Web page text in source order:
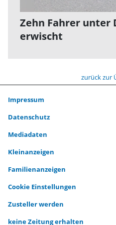
Zehn Fahrer unter
erwischt
zurück zur
Impressum
Datenschutz
Mediadaten
Kleinanzeigen
Familienanzeigen
Cookie Einstellungen
Zusteller werden
keine Zeitung erhalten